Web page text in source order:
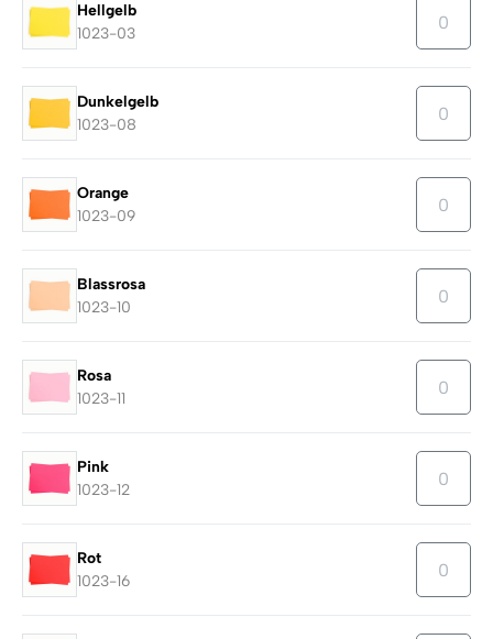
Hellgelb
1023-03
Dunkelgelb
1023-08
Orange
1023-09
Blassrosa
1023-10
Rosa
1023-11
Pink
1023-12
Rot
1023-16